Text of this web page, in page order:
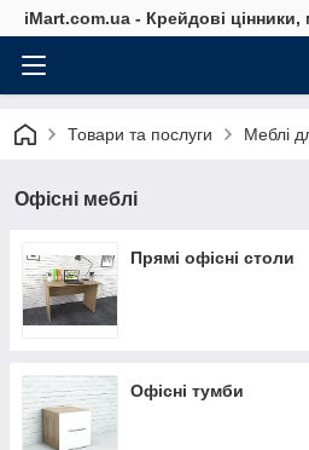
iMart.com.ua - Крейдові
Товари та послуги Меблі
Офісні меблі
Прямі офісні столи
Офісні тумби